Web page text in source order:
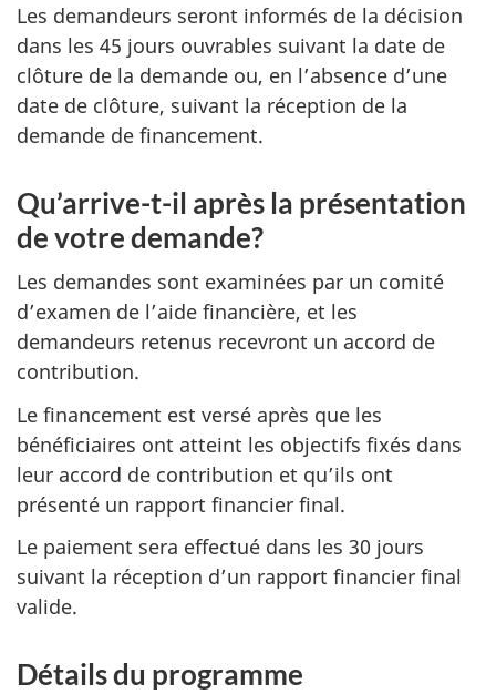
Les demandeurs seront informés de la décision
dans les 45 jours ouvrables suivant la date de
clôture de la demande ou, en l’absence d’une
date de clôture, suivant la réception de la
demande de financement.
Qu’arrive-t-il après la présentation
de votre demande?
Les demandes sont examinées par un comité
d’examen de l’aide financière, et les
demandeurs retenus recevront un accord de
contribution.
Le financement est versé après que les
bénéficiaires ont atteint les objectifs fixés dans
leur accord de contribution et qu’ils ont
présenté un rapport financier final.
Le paiement sera effectué dans les 30 jours
suivant la réception d’un rapport financier final
valide.
Détails du programme